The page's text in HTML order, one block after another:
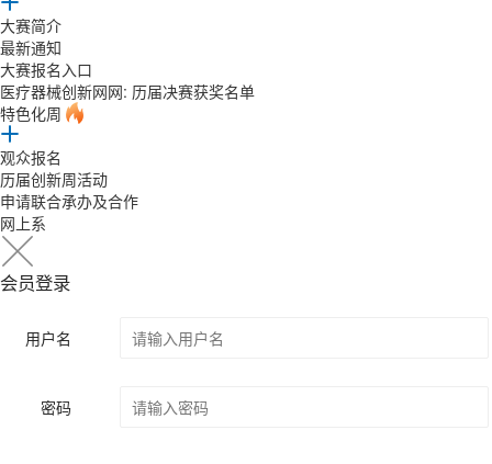
大赛简介
最新通知
大赛报名入口
医疗器械创新网网: 历届决赛获奖名单
特色化周
观众报名
历届创新周活动
申请联合承办及合作
网上系
会员登录
用户名
密码